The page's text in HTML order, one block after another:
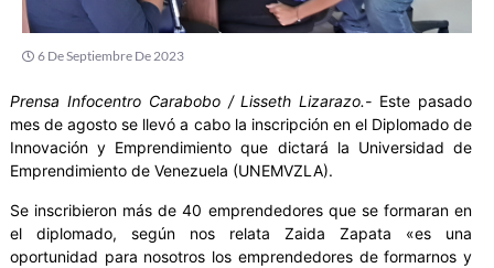
6 De Septiembre De 2023
Prensa Infocentro Carabobo / Lisseth Lizarazo.- Este pasado
mes de agosto se llevó a cabo la inscripción en el Diplomado de
Innovación y Emprendimiento que dictará la Universidad de
Emprendimiento de Venezuela (UNEMVZLA).
Se inscribieron más de 40 emprendedores que se formaran en
el diplomado, según nos relata Zaida Zapata «es una
oportunidad para nosotros los emprendedores de formarnos y